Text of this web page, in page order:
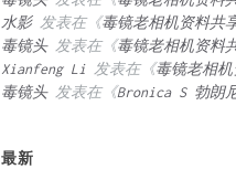
水影发表在《毒镜老相机资料共
毒镜头发表在《毒镜老相机资料
Xianfeng Li 发表在《毒镜老相
毒镜头发表在《Bronica S 勃朗
最新